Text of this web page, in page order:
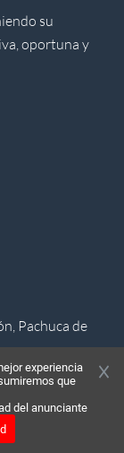
su
oportuna y
Pachuca de
experiencia
que
del anunciante